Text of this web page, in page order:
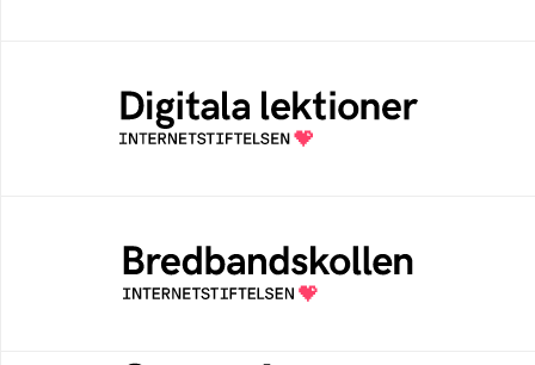
Öppen digital lärresurs med färdiga lektioner
för alla stadier i grundskolan
Bredbandskollen är ett oberoende
konsumentverktyg som drivs av
Internetstiftelsen